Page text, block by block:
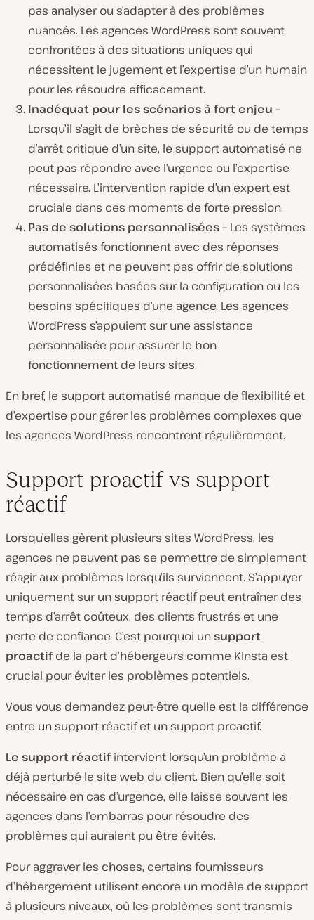
pas analyser ou s’adapter à des problèmes
nuancés. Les agences WordPress sont souvent
confrontées à des situations uniques qui
nécessitent le jugement et l’expertise d’un humain
pour les résoudre efficacement.
Inadéquat pour les scénarios à fort enjeu –
Lorsqu’il s’agit de brèches de sécurité ou de temps
d’arrêt critique d’un site, le support automatisé ne
peut pas répondre avec l’urgence ou l’expertise
nécessaire. L’intervention rapide d’un expert est
cruciale dans ces moments de forte pression.
Pas de solutions personnalisées – Les systèmes
automatisés fonctionnent avec des réponses
prédéfinies et ne peuvent pas offrir de solutions
personnalisées basées sur la configuration ou les
besoins spécifiques d’une agence. Les agences
WordPress s’appuient sur une assistance
personnalisée pour assurer le bon
fonctionnement de leurs sites.
En bref, le support automatisé manque de flexibilité et
d’expertise pour gérer les problèmes complexes que
les agences WordPress rencontrent régulièrement.
Support proactif vs support
réactif
Lorsqu’elles gèrent plusieurs sites WordPress, les
agences ne peuvent pas se permettre de simplement
réagir aux problèmes lorsqu’ils surviennent. S’appuyer
uniquement sur un support réactif peut entraîner des
temps d’arrêt coûteux, des clients frustrés et une
perte de confiance. C’est pourquoi unsupport
proactifde la part d’hébergeurs comme Kinsta est
crucial pour éviter les problèmes potentiels.
Vous vous demandez peut-être quelle est la différence
entre un support réactif et un support proactif.
Le support réactifintervient lorsqu’un problème a
déjà perturbé le site web du client. Bien qu’elle soit
nécessaire en cas d’urgence, elle laisse souvent les
agences dans l’embarras pour résoudre des
problèmes qui auraient pu être évités.
Pour aggraver les choses, certains fournisseurs
d’hébergement utilisent encore un modèle de support
à plusieurs niveaux, où les problèmes sont transmis